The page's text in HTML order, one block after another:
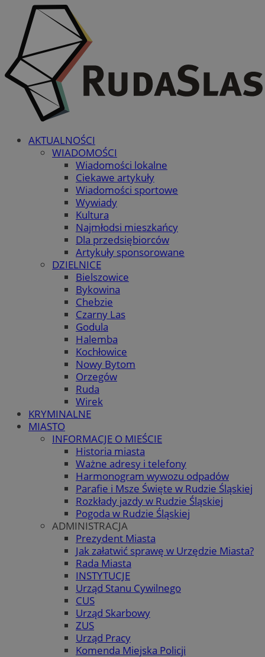
AKTUALNOŚCI
WIADOMOŚCI
Wiadomości lokalne
Ciekawe artykuły
Wiadomości sportowe
Wywiady
Kultura
Najmłodsi mieszkańcy
Dla przedsiębiorców
Artykuły sponsorowane
DZIELNICE
Bielszowice
Bykowina
Chebzie
Czarny Las
Godula
Halemba
Kochłowice
Nowy Bytom
Orzegów
Ruda
Wirek
KRYMINALNE
MIASTO
INFORMACJE O MIEŚCIE
Historia miasta
Ważne adresy i telefony
Harmonogram wywozu odpadów
Parafie i Msze Święte w Rudzie Śląskiej
Rozkłady jazdy w Rudzie Śląskiej
Pogoda w Rudzie Śląskiej
ADMINISTRACJA
Prezydent Miasta
Jak załatwić sprawę w Urzędzie Miasta?
Rada Miasta
INSTYTUCJE
Urząd Stanu Cywilnego
CUS
Urząd Skarbowy
ZUS
Urząd Pracy
Komenda Miejska Policji